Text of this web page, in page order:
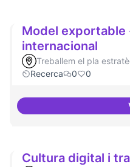
Model
internacional
Treballem el pla
Recerca
0 0
Cultura digital i